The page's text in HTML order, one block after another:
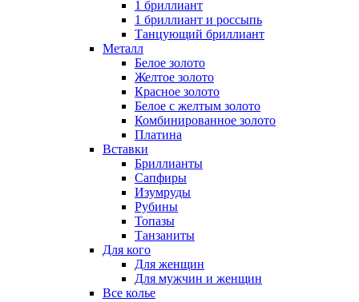
1 бриллиант
1 бриллиант и россыпь
Танцующий бриллиант
Металл
Белое золото
Желтое золото
Красное золото
Белое с желтым золото
Комбинированное золото
Платина
Вставки
Бриллианты
Сапфиры
Изумруды
Рубины
Топазы
Танзаниты
Для кого
Для женщин
Для мужчин и женщин
Все колье